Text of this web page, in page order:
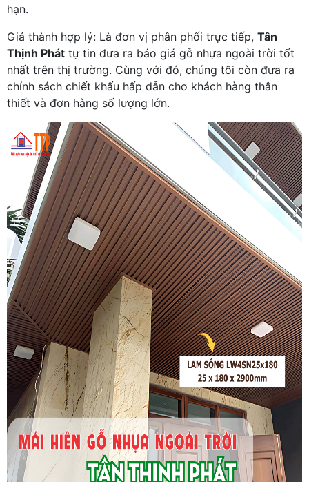
hạn.
Giá thành hợp lý: Là đơn vị phân phối trực tiếp, Tân
Thịnh Phát tự tin đưa ra báo giá gỗ nhựa ngoài trời tốt
nhất trên thị trường. Cùng với đó, chúng tôi còn đưa ra
chính sách chiết khấu hấp dẫn cho khách hàng thân
thiết và đơn hàng số lượng lớn.